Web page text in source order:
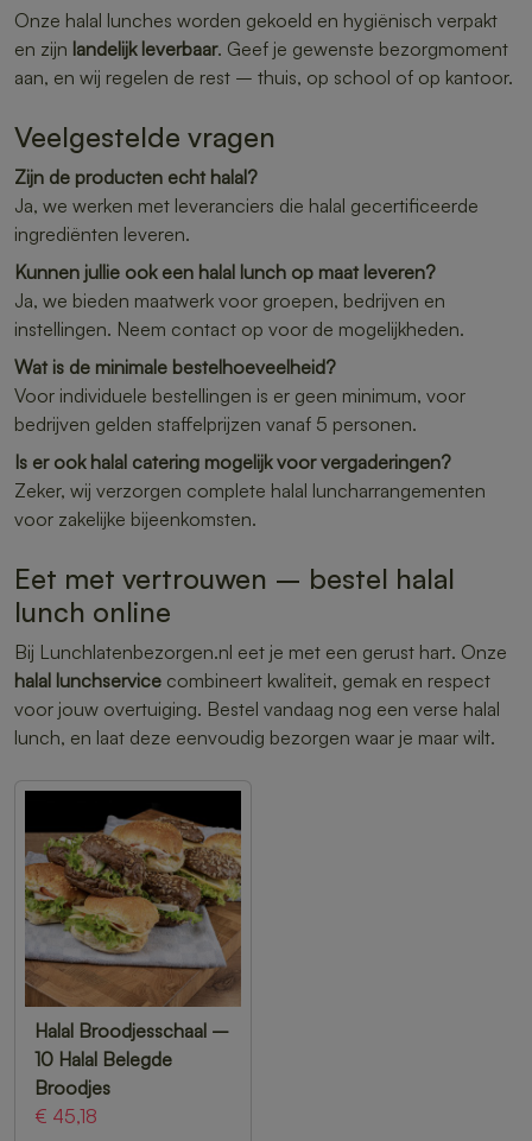
Onze halal lunches worden gekoeld en hygiënisch verpakt
en zijn landelijk leverbaar. Geef je gewenste bezorgmoment
aan, en wij regelen de rest – thuis, op school of op kantoor.
Veelgestelde vragen
Zijn de producten echt halal?
Ja, we werken met leveranciers die halal gecertificeerde
ingrediënten leveren.
Kunnen jullie ook een halal lunch op maat leveren?
Ja, we bieden maatwerk voor groepen, bedrijven en
instellingen. Neem contact op voor de mogelijkheden.
Wat is de minimale bestelhoeveelheid?
Voor individuele bestellingen is er geen minimum, voor
bedrijven gelden staffelprijzen vanaf 5 personen.
Is er ook halal catering mogelijk voor vergaderingen?
Zeker, wij verzorgen complete halal luncharrangementen
voor zakelijke bijeenkomsten.
Eet met vertrouwen – bestel halal
lunch online
Bij Lunchlatenbezorgen.nl eet je met een gerust hart. Onze
halal lunchservice combineert kwaliteit, gemak en respect
voor jouw overtuiging. Bestel vandaag nog een verse halal
lunch, en laat deze eenvoudig bezorgen waar je maar wilt.
Halal Broodjesschaal –
10 Halal Belegde
Broodjes
€ 45,18